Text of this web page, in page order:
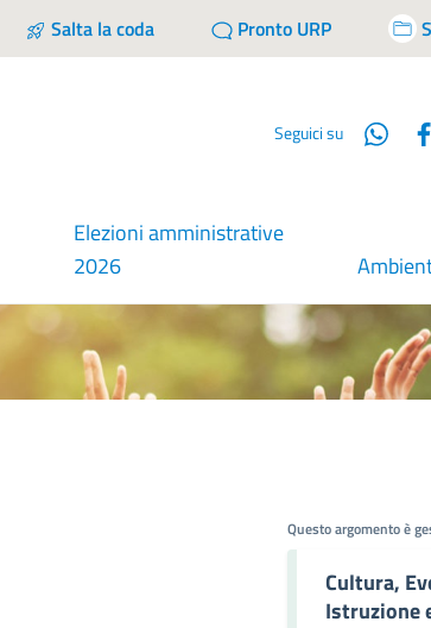
Salta la coda Pronto URP
Seguici su
Elezioni amministrative
2026
Questo argomento è
Cultura,
Istruzione